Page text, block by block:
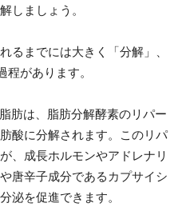
しましょう。
るまでには大きく「分解」、
程があります。
肪は、脂肪分解酵素のリパー
酸に分解されます。このリパ
、成長ホルモンやアドレナリ
唐辛子成分であるカプサイシ
泌を促進できます。